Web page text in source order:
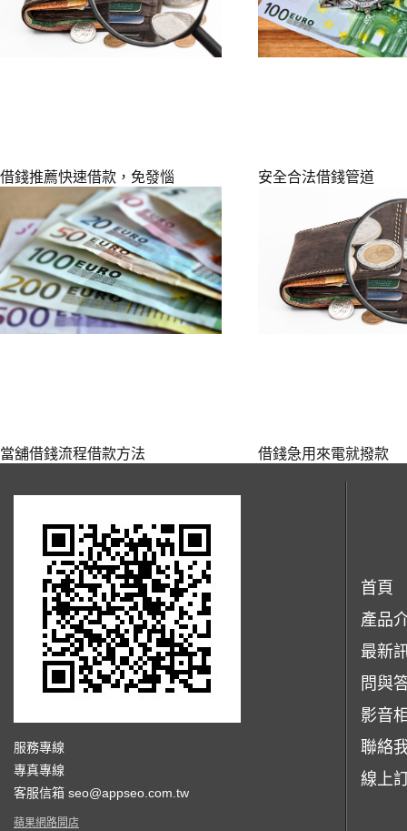
借錢推薦快速借款，免發惱 安全合法借錢管道
當舖借錢流程借款方法 借錢急用來電就撥款
服務專線
專真專線
客服信箱 seo@appseo.com.tw
蘋果網路開店
首頁
產品
最新
問與
影音
聯絡
線上